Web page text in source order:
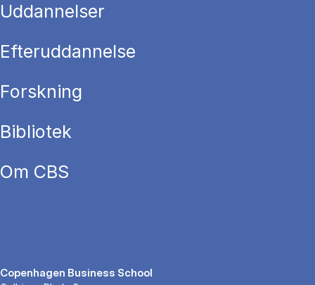
Uddannelser
Efteruddannelse
Forskning
Bibliotek
Om CBS
Copenhagen Business School